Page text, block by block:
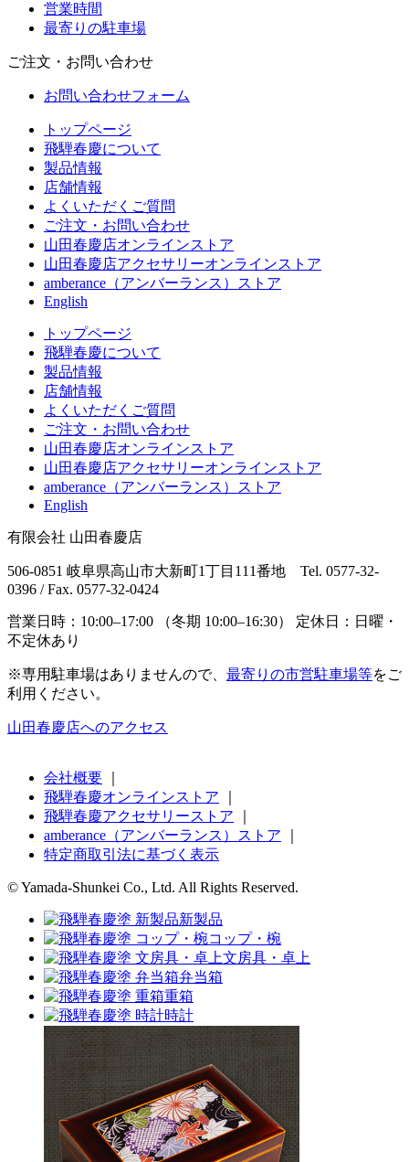
営業時間
最寄りの駐車場
ご注文・お問い合わせ
お問い合わせフォーム
トップページ
飛騨春慶について
製品情報
店舗情報
よくいただくご質問
ご注文・お問い合わせ
山田春慶店オンラインストア
山田春慶店アクセサリーオンラインストア
amberance（アンバーランス）ストア
English
トップページ
飛騨春慶について
製品情報
店舗情報
よくいただくご質問
ご注文・お問い合わせ
山田春慶店オンラインストア
山田春慶店アクセサリーオンラインストア
amberance（アンバーランス）ストア
English
有限会社 山田春慶店
506-0851 岐阜県高山市大新町1丁目111番地 Tel. 0577-32-
0396 / Fax. 0577-32-0424
営業日時：10:00–17:00 （冬期 10:00–16:30） 定休日：日曜・
不定休あり
※専用駐車場はありませんので、 最寄りの市営駐車場等をご
利用ください。
山田春慶店へのアクセス
会社概要
飛騨春慶オンラインストア
飛騨春慶アクセサリーストア
amberance（アンバーランス）ストア
特定商取引法に基づく表示
© Yamada-Shunkei Co., Ltd. All Rights Reserved.
新製品
コップ・椀
文房具・卓上
弁当箱
重箱
時計